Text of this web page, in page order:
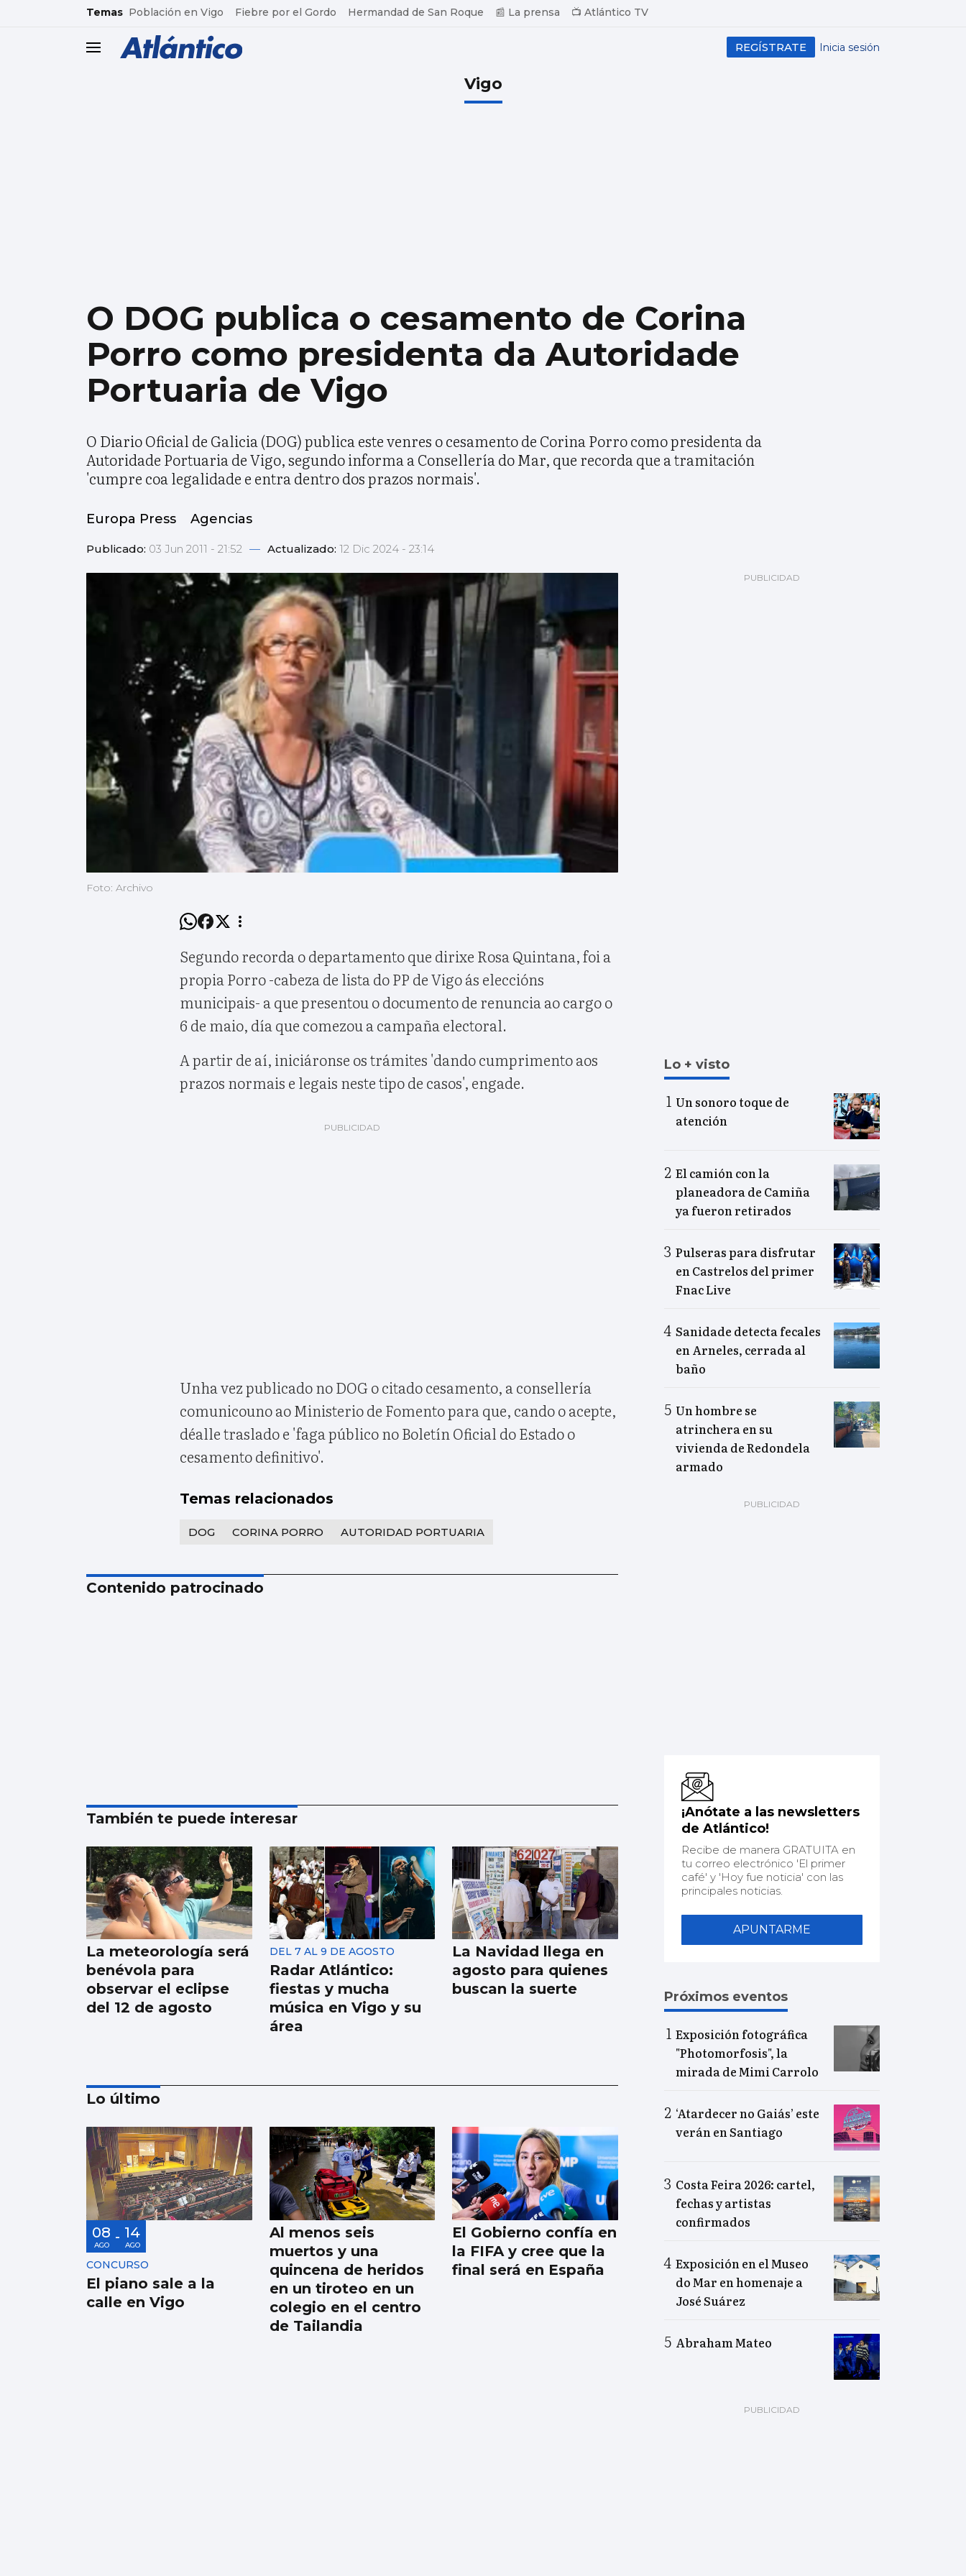
common.go-to-content
Temas Población en Vigo Fiebre por el Gordo Hermandad de San Roque 📰 La prensa 📺 Atlántico TV
header.menu.open Inicia sesión
REGÍSTRATE
Vigo
O DOG publica o cesamento de Corina
Porro como presidenta da Autoridade
Portuaria de Vigo
O Diario Oficial de Galicia (DOG) publica este venres o cesamento de Corina Porro como presidenta da
Autoridade Portuaria de Vigo, segundo informa a Consellería do Mar, que recorda que a tramitación
'cumpre coa legalidade e entra dentro dos prazos normais'.
Europa Press Agencias
Publicado: 03 Jun 2011 - 21:52 — Actualizado: 12 Dic 2024 - 23:14
Foto: Archivo
Segundo recorda o departamento que dirixe Rosa Quintana, foi a
propia Porro -cabeza de lista do PP de Vigo ás eleccións
municipais- a que presentou o documento de renuncia ao cargo o
6 de maio, día que comezou a campaña electoral.
A partir de aí, iniciáronse os trámites 'dando cumprimento aos
prazos normais e legais neste tipo de casos', engade.
Unha vez publicado no DOG o citado cesamento, a consellería
comunicouno ao Ministerio de Fomento para que, cando o acepte,
déalle traslado e 'faga público no Boletín Oficial do Estado o
cesamento definitivo'.
Temas relacionados
DOG CORINA PORRO AUTORIDAD PORTUARIA
Contenido patrocinado
También te puede interesar
La meteorología será
benévola para
observar el eclipse
del 12 de agosto
DEL 7 AL 9 DE AGOSTO
Radar Atlántico:
fiestas y mucha
música en Vigo y su
área
La Navidad llega en
agosto para quienes
buscan la suerte
El alquiler baja en
España después de
cuatro años, pero en
Vigo sube un 9,5%
Lo último
08
AGO - 14
AGO
CONCURSO
El piano sale a la
calle en Vigo
Al menos seis
muertos y una
quincena de heridos
en un tiroteo en un
colegio en el centro
de Tailandia
El Gobierno confía en
la FIFA y cree que la
final será en España
Lo + visto
Un sonoro toque de
atención
El camión con la
planeadora de Camiña
ya fueron retirados
Pulseras para disfrutar
en Castrelos del primer
Fnac Live
Sanidade detecta fecales
en Arneles, cerrada al
baño
Un hombre se
atrinchera en su
vivienda de Redondela
armado
¡Anótate a las newsletters
de Atlántico!
Recibe de manera GRATUITA en
tu correo electrónico 'El primer
café' y 'Hoy fue noticia' con las
principales noticias.
APUNTARME
Próximos eventos
Exposición fotográfica
"Photomorfosis", la
mirada de Mimi Carrolo
‘Atardecer no Gaiás’ este
verán en Santiago
Costa Feira 2026: cartel,
fechas y artistas
confirmados
Exposición en el Museo
do Mar en homenaje a
José Suárez
Abraham Mateo